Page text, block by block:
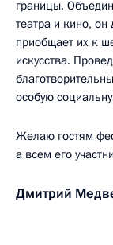
границы.
театра и кино,
приобщает их к
искусства.
особую
Желаю гостям
а всем его
Дмитрий